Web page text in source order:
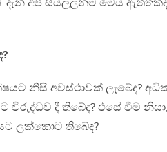
අප සියල්ලන්ම මෙය
නිසි අවස්ථාවක් ලැබේද?
දී තිබේද? එසේ වීම
ලක්කොට තිබේද?